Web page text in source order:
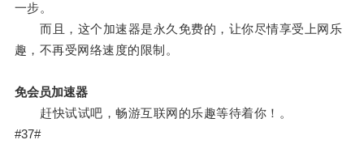
一步。
而且，这个加速器是永久免费的，让你尽情享受上网乐
趣，不再受网络速度的限制。
免会员加速器
赶快试试吧，畅游互联网的乐趣等待着你！。
#37#